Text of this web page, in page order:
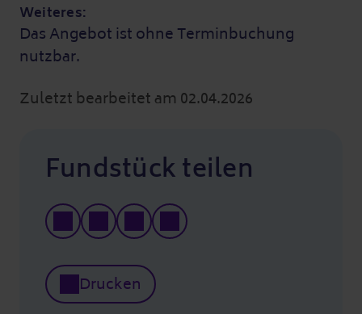
Weiteres:
Das Angebot ist ohne Terminbuchung
nutzbar.
Zuletzt bearbeitet am 02.04.2026
Fundstück teilen
Drucken